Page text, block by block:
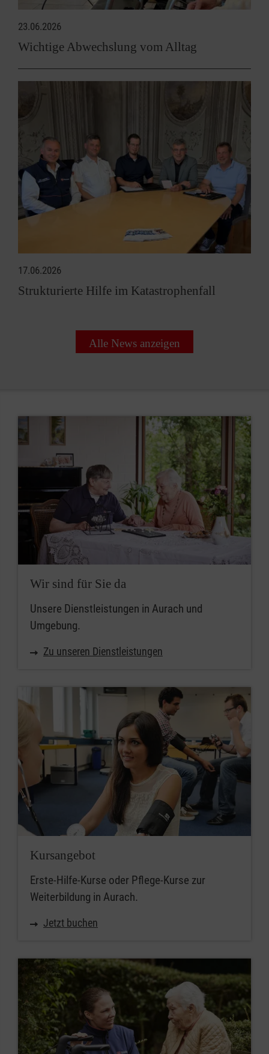
23.06.2026
Wichtige Abwechslung vom Alltag
17.06.2026
Strukturierte Hilfe im Katastrophenfall
Alle News anzeigen
Wir sind für Sie da
Unsere Dienstleistungen in Aurach und
Umgebung.
Zu unseren Dienstleistungen
Kursangebot
Erste-Hilfe-Kurse oder Pflege-Kurse zur
Weiterbildung in Aurach.
Jetzt buchen